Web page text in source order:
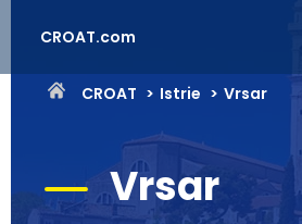
CROAT.com
CROAT Istrie Vrsar
Vrsar